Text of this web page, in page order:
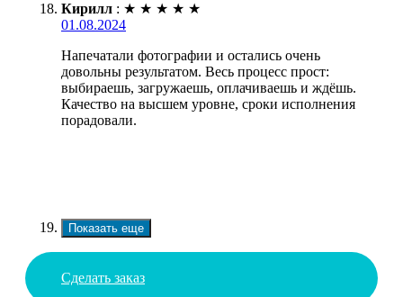
Кирилл : ★ ★ ★ ★ ★
01.08.2024
Напечатали фотографии и остались очень
довольны результатом. Весь процесс прост:
выбираешь, загружаешь, оплачиваешь и ждёшь.
Качество на высшем уровне, сроки исполнения
порадовали.
Показать еще
Сделать заказ